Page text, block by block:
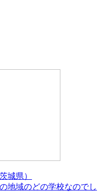
城県）
地域のどの学校なのでし